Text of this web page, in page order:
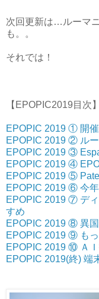
次回更新は…ルーマ
も。。
それでは！
【EPOPIC2019目次】
EPOPIC 2019 ① 開
EPOPIC 2019 ② ル
EPOPIC 2019 ③
EPOPIC 2019 ④
EPOPIC 2019 ⑤
EPOPIC 2019 ⑥ 今
EPOPIC 2019 ⑦ デ
すめ
EPOPIC 2019 ⑧ 異
EPOPIC 2019 ⑨ も
EPOPIC 2019 ⑩ Ａ
EPOPIC 2019(終) 端